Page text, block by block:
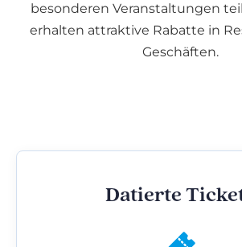
besonderen Veranstaltungen
erhalten attraktive Rabatte in
Geschäften.
Datierte